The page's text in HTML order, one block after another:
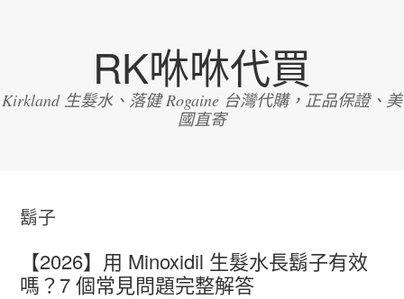
RK咻咻代買
Kirkland 生髮水、落健 Rogaine 台灣代購，正品保證、美
國直寄
鬍子
【2026】用 Minoxidil 生髮水長鬍子有效
嗎？7 個常見問題完整解答